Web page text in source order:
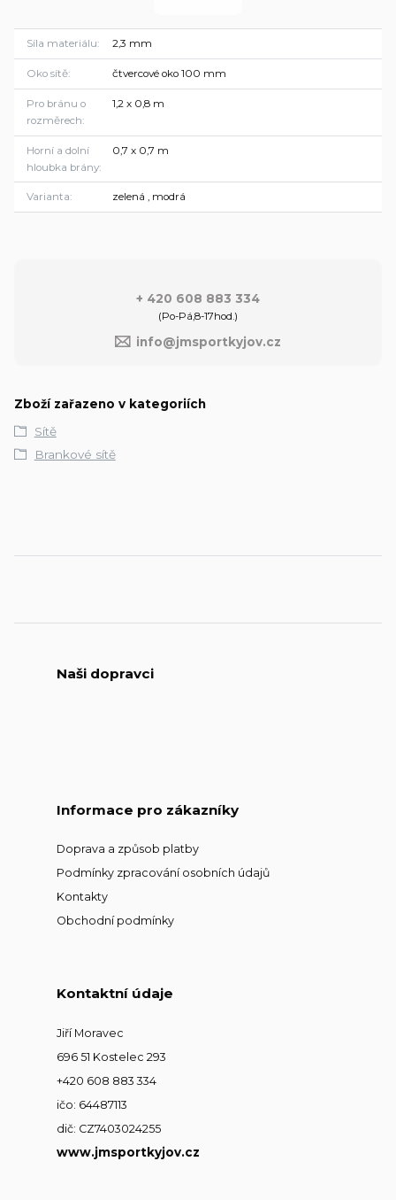
Síla materiálu 2,3 mm
Oko sítě čtvercové oko 100 mm
Pro bránu o
rozměrech
1,2 x 0,8 m
Horní a dolní
hloubka brány
0,7 x 0,7 m
Varianta zelená , modrá
+ 420 608 883 334
(Po-Pá,8-17hod.)
info@jmsportkyjov.cz
Zboží zařazeno v kategoriích
Sítě
Brankové sítě
Naši dopravci
Informace pro zákazníky
Doprava a způsob platby
Podmínky zpracování osobních údajů
Kontakty
Obchodní podmínky
Kontaktní údaje
Jiří Moravec
696 51 Kostelec 293
+420 608 883 334
ičo: 64487113
dič: CZ7403024255
www.jmsportkyjov.cz